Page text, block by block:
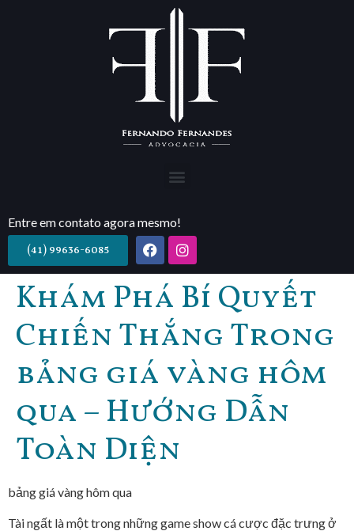
Entre em contato agora mesmo!
(41) 99636-6085
Khám Phá Bí Quyết
Chiến Thắng Trong
bảng giá vàng hôm
qua – Hướng Dẫn
Toàn Diện
bảng giá vàng hôm qua
Tài ngất là một trong những game show cá cược đặc trưng ở